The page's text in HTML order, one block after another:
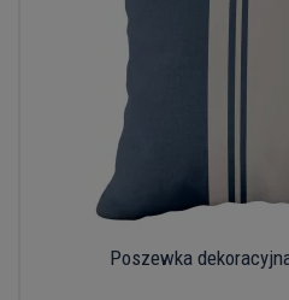
Poszewka